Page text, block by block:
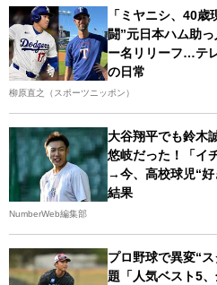
「ミヤニシ、40
闘”元日本ハム助
ー名リリーフ…テ
の日常
柳原直之（スポーツニッポン）
大谷翔平でも鈴木
悠岐だった！「イ
→今、高校球児“好
結果
NumberWeb編集部
プロ野球で異変“
題「人気ベスト5